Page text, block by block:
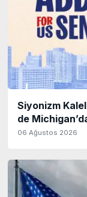
Siyonizm
de
06 Ağustos 2026